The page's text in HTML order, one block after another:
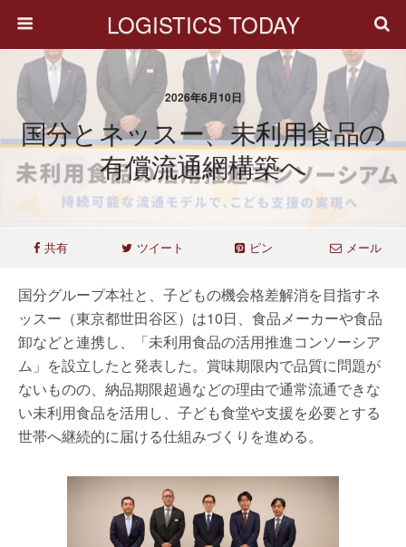
LOGISTICS TODAY
2026年6月10日
国分とネッスー、未利用食品の
有償流通網構築へ
共有 ツイート ピン メール
国分グループ本社と、子どもの機会格差解消を目指すネ
ッスー（東京都世田谷区）は10日、食品メーカーや食品
卸などと連携し、「未利用食品の活用推進コンソーシア
ム」を設立したと発表した。賞味期限内で品質に問題が
ないものの、納品期限超過などの理由で通常流通できな
い未利用食品を活用し、子ども食堂や支援を必要とする
世帯へ継続的に届ける仕組みづくりを進める。